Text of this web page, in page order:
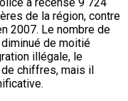
a recensé 9 724
de la région, contre
2007. Le nombre de
de moitié
illégale, le
chiffres, mais il